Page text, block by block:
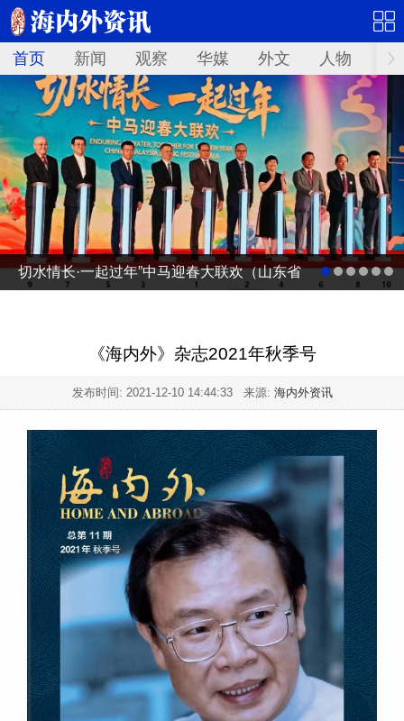
首页 新闻 观察 华媒 外文 人物 华
切水情长·一起过年”中马迎春大联欢（山东省
《海内外》杂志2021年秋季号
发布时间: 2021-12-10 14:44:33来源: 海内外资讯